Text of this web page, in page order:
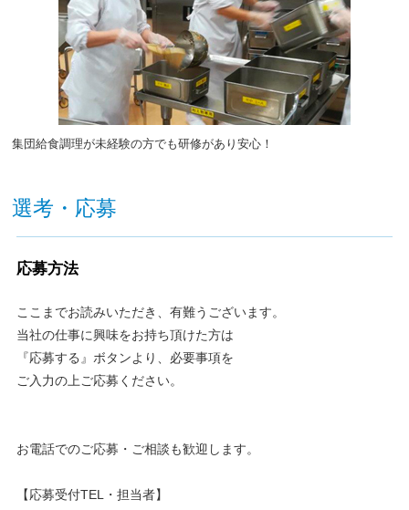
集団給食調理が未経験の方でも研修があり安心！
選考・応募
応募方法
ここまでお読みいただき、有難うございます。
当社の仕事に興味をお持ち頂けた方は
『応募する』ボタンより、必要事項を
ご入力の上ご応募ください。
お電話でのご応募・ご相談も歓迎します。
【応募受付TEL・担当者】